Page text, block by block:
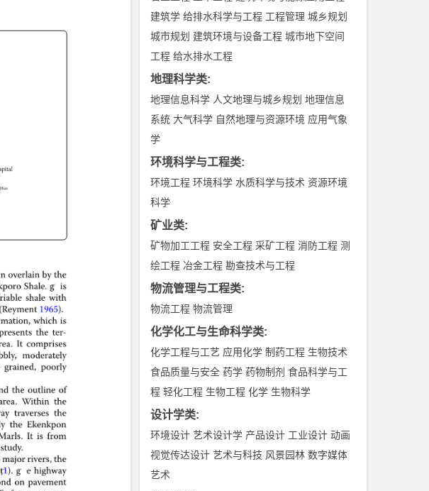
建筑学 给排水科学与工程 工程管理 城乡规划
城市规划 建筑环境与设备工程 城市地下空间
工程 给水排水工程
地理科学类:
地理信息科学 人文地理与城乡规划 地理信息
系统 大气科学 自然地理与资源环境 应用气象
学
环境科学与工程类:
环境工程 环境科学 水质科学与技术 资源环境
科学
矿业类:
矿物加工工程 安全工程 采矿工程 消防工程 测
绘工程 冶金工程 勘查技术与工程
物流管理与工程类:
物流工程 物流管理
化学化工与生命科学类:
化学工程与工艺 应用化学 制药工程 生物技术
食品质量与安全 药学 药物制剂 食品科学与工
程 轻化工程 生物工程 化学 生物科学
设计学类:
环境设计 艺术设计学 产品设计 工业设计 动画
视觉传达设计 艺术与科技 风景园林 数字媒体
艺术